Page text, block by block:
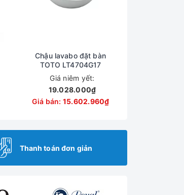
Chậu lavabo đặt bàn
TOTO LT4704G17
Giá niêm yết:
19.028.000₫
Giá bán: 15.602.960₫
Thanh toán đơn giản